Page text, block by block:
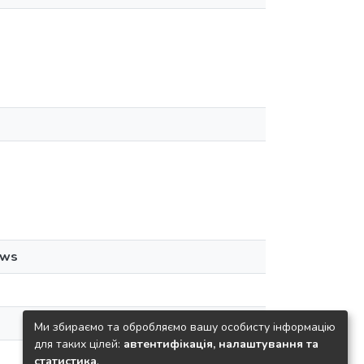
Ми збираємо та обробляємо вашу особисту інформацію
для таких цілей: автентифікація, налаштування та